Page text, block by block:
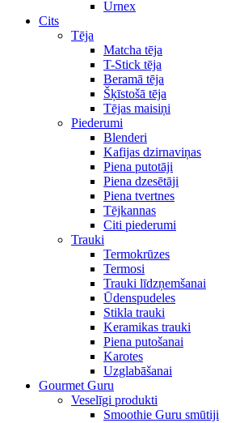
Urnex
Cits
Tēja
Matcha tēja
T-Stick tēja
Beramā tēja
Šķīstošā tēja
Tējas maisiņi
Piederumi
Blenderi
Kafijas dzirnaviņas
Piena putotāji
Piena dzesētāji
Piena tvertnes
Tējkannas
Citi piederumi
Trauki
Termokrūzes
Termosi
Trauki līdzņemšanai
Ūdenspudeles
Stikla trauki
Keramikas trauki
Piena putošanai
Karotes
Uzglabāšanai
Gourmet Guru
Veselīgi produkti
Smoothie Guru smūtiji